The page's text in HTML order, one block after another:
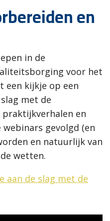
en
in de
voor het
een kijkje op een
met de
praktijkverhalen en
webinars gevolgd (en
en natuurlijk van
wetten.
aan de slag met de